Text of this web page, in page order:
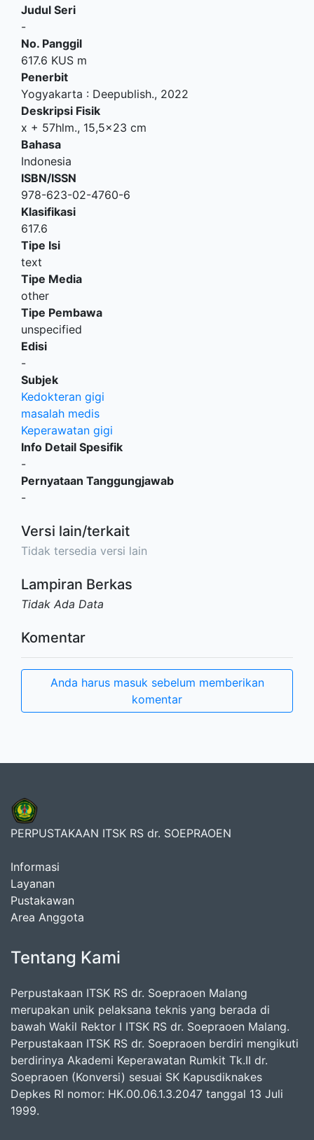
Judul Seri
-
No. Panggil
617.6 KUS m
Penerbit
Yogyakarta : Deepublish., 2022
Deskripsi Fisik
x + 57hlm., 15,5x23 cm
Bahasa
Indonesia
ISBN/ISSN
978-623-02-4760-6
Klasifikasi
617.6
Tipe Isi
text
Tipe Media
other
Tipe Pembawa
unspecified
Edisi
-
Subjek
Kedokteran gigi
masalah medis
Keperawatan gigi
Info Detail Spesifik
-
Pernyataan Tanggungjawab
-
Versi lain/terkait
Tidak tersedia versi lain
Lampiran Berkas
Tidak Ada Data
Komentar
Anda harus masuk sebelum memberikan
komentar
PERPUSTAKAAN ITSK RS dr. SOEPRAOEN
Informasi
Layanan
Pustakawan
Area Anggota
Tentang Kami
Perpustakaan ITSK RS dr. Soepraoen Malang
merupakan unik pelaksana teknis yang berada di
bawah Wakil Rektor I ITSK RS dr. Soepraoen Malang.
Perpustakaan ITSK RS dr. Soepraoen berdiri mengikuti
berdirinya Akademi Keperawatan Rumkit Tk.II dr.
Soepraoen (Konversi) sesuai SK Kapusdiknakes
Depkes RI nomor: HK.00.06.1.3.2047 tanggal 13 Juli
1999.